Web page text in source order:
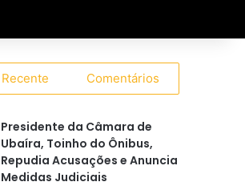
Recente Comentários
Presidente da Câmara de
Ubaíra, Toinho do Ônibus,
Repudia Acusações e Anuncia
Medidas Judiciais